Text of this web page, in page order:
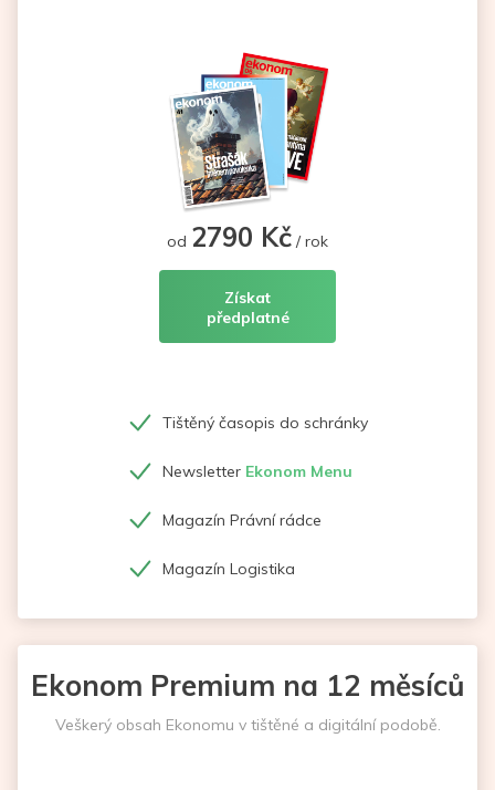
od 2790 Kč / rok
Získat
předplatné
Tištěný časopis do schránky
Newsletter Ekonom Menu
Magazín Právní rádce
Magazín Logistika
Ekonom Premium na 12 měsíců
Veškerý obsah Ekonomu v tištěné a digitální podobě.